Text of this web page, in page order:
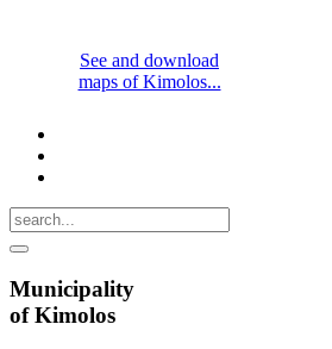
See and download
maps of Kimolos...
Municipality
of Kimolos